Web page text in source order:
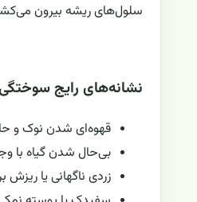
سلول‌های ریشه بیرون
نشانه‌های رایج
قهوه‌ای شدن نوک و
بی‌حال شدن گیاه با
زردی ناگهانی یا